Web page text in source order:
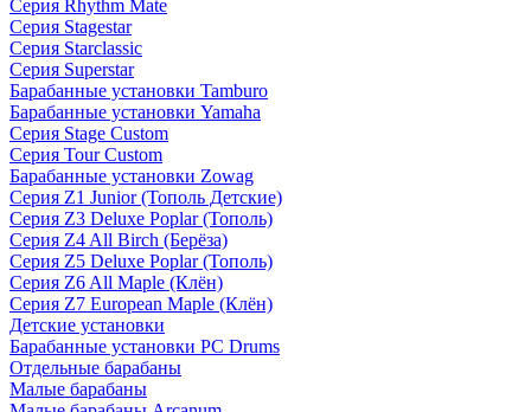
Серия Rhythm Mate
Серия Stagestar
Серия Starclassic
Серия Superstar
Барабанные установки Tamburo
Барабанные установки Yamaha
Серия Stage Custom
Серия Tour Custom
Барабанные установки Zowag
Серия Z1 Junior (Тополь Детские)
Серия Z3 Deluxe Poplar (Тополь)
Серия Z4 All Birch (Берёза)
Серия Z5 Deluxe Poplar (Тополь)
Серия Z6 All Maple (Клён)
Серия Z7 European Maple (Клён)
Детские установки
Барабанные установки PC Drums
Отдельные барабаны
Малые барабаны